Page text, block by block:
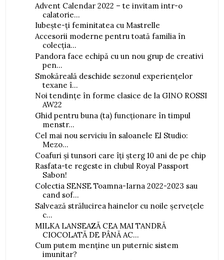
Advent Calendar 2022 – te invitam intr-o
calatorie...
Iubește-ți feminitatea cu Mastrelle
Accesorii moderne pentru toată familia în
colecția...
Pandora face echipă cu un nou grup de creativi
pen...
Smokăreală deschide sezonul experiențelor
texane î...
Noi tendințe în forme clasice de la GINO ROSSI
AW22
Ghid pentru buna (ta) funcționare în timpul
menstr...
Cel mai nou serviciu în saloanele El Studio:
Mezo...
Coafuri și tunsori care îți șterg 10 ani de pe chip
Rasfata-te regeste in clubul Royal Passport
Sabon!
Colectia SENSE Toamna-Iarna 2022-2023 sau
cand sof...
Salvează strălucirea hainelor cu noile șervețele
c...
MILKA LANSEAZĂ CEA MAI TANDRĂ
CIOCOLATĂ DE PÂNĂ AC...
Cum putem menține un puternic sistem
imunitar?